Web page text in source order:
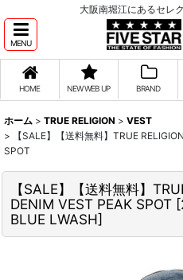
大阪南堀江にあるセレ
MENU
HOME NEW WEB UP BRAND
ホーム > TRUE RELIGION > VEST
>
【SALE】【送料無料】TRUE
SPOT
【SALE】【送料無料】
DENIM VEST PEAK SPOT [
BLUE LWASH]